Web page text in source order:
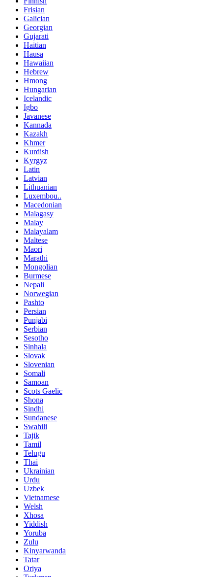
Frisian
Galician
Georgian
Gujarati
Haitian
Hausa
Hawaiian
Hebrew
Hmong
Hungarian
Icelandic
Igbo
Javanese
Kannada
Kazakh
Khmer
Kurdish
Kyrgyz
Latin
Latvian
Lithuanian
Luxembou..
Macedonian
Malagasy
Malay
Malayalam
Maltese
Maori
Marathi
Mongolian
Burmese
Nepali
Norwegian
Pashto
Persian
Punjabi
Serbian
Sesotho
Sinhala
Slovak
Slovenian
Somali
Samoan
Scots Gaelic
Shona
Sindhi
Sundanese
Swahili
Tajik
Tamil
Telugu
Thai
Ukrainian
Urdu
Uzbek
Vietnamese
Welsh
Xhosa
Yiddish
Yoruba
Zulu
Kinyarwanda
Tatar
Oriya